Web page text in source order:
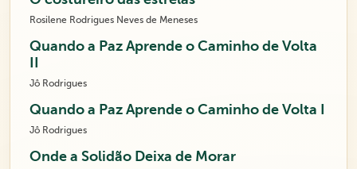
Rosilene Rodrigues Neves de Meneses
Quando a Paz Aprende o Caminho de Volta
Jô Rodrigues
Quando a Paz Aprende o Caminho de Volta I
Jô Rodrigues
Onde a Solidão Deixa de Morar